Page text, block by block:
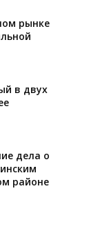
рынке
в двух
дела о
районе